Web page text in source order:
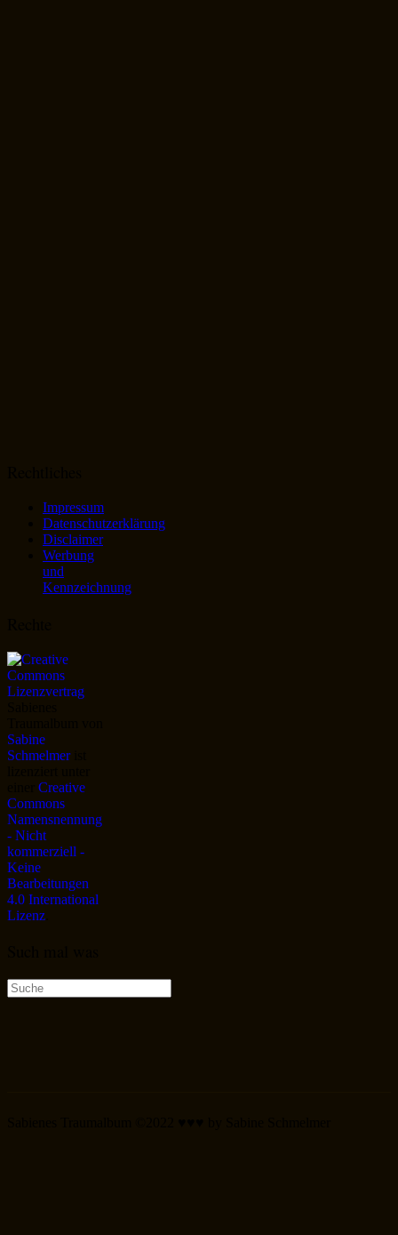
Impressum
Datenschutzerklärung
Disclaimer
Werbung
und
Kennzeichnung
Sabine
Schmelmerist
Creative
Commons
Namensnennung
- Nicht
kommerziell -
Keine
Bearbeitungen
4.0 International
Lizenz
Suche
nach: